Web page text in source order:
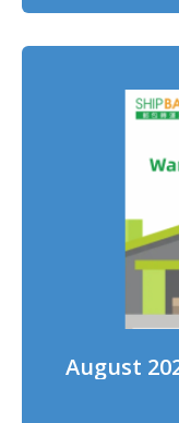
https://b.link/